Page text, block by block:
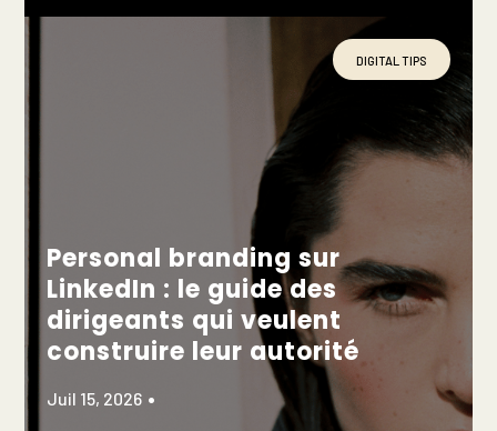
DIGITAL TIPS
Personal branding sur
LinkedIn : le guide des
dirigeants qui veulent
construire leur autorité
Juil 15, 2026